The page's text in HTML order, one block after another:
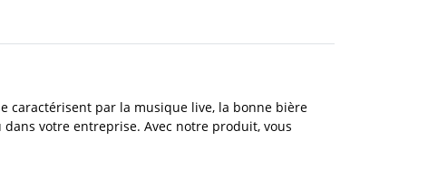
caractérisent par la musique live, la bonne bière
votre entreprise. Avec notre produit, vous